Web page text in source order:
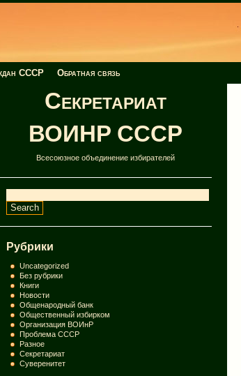
СССР Обратная связь
Секретариат
ВОИНР СССР
Всесоюзное объединение избирателей
Рубрики
Uncategorized
Без рубрики
Книги
Новости
Общенародный банк
Общественный избирком
Организация ВОИнР
Проблема СССР
Разное
Секретариат
Суверенитет